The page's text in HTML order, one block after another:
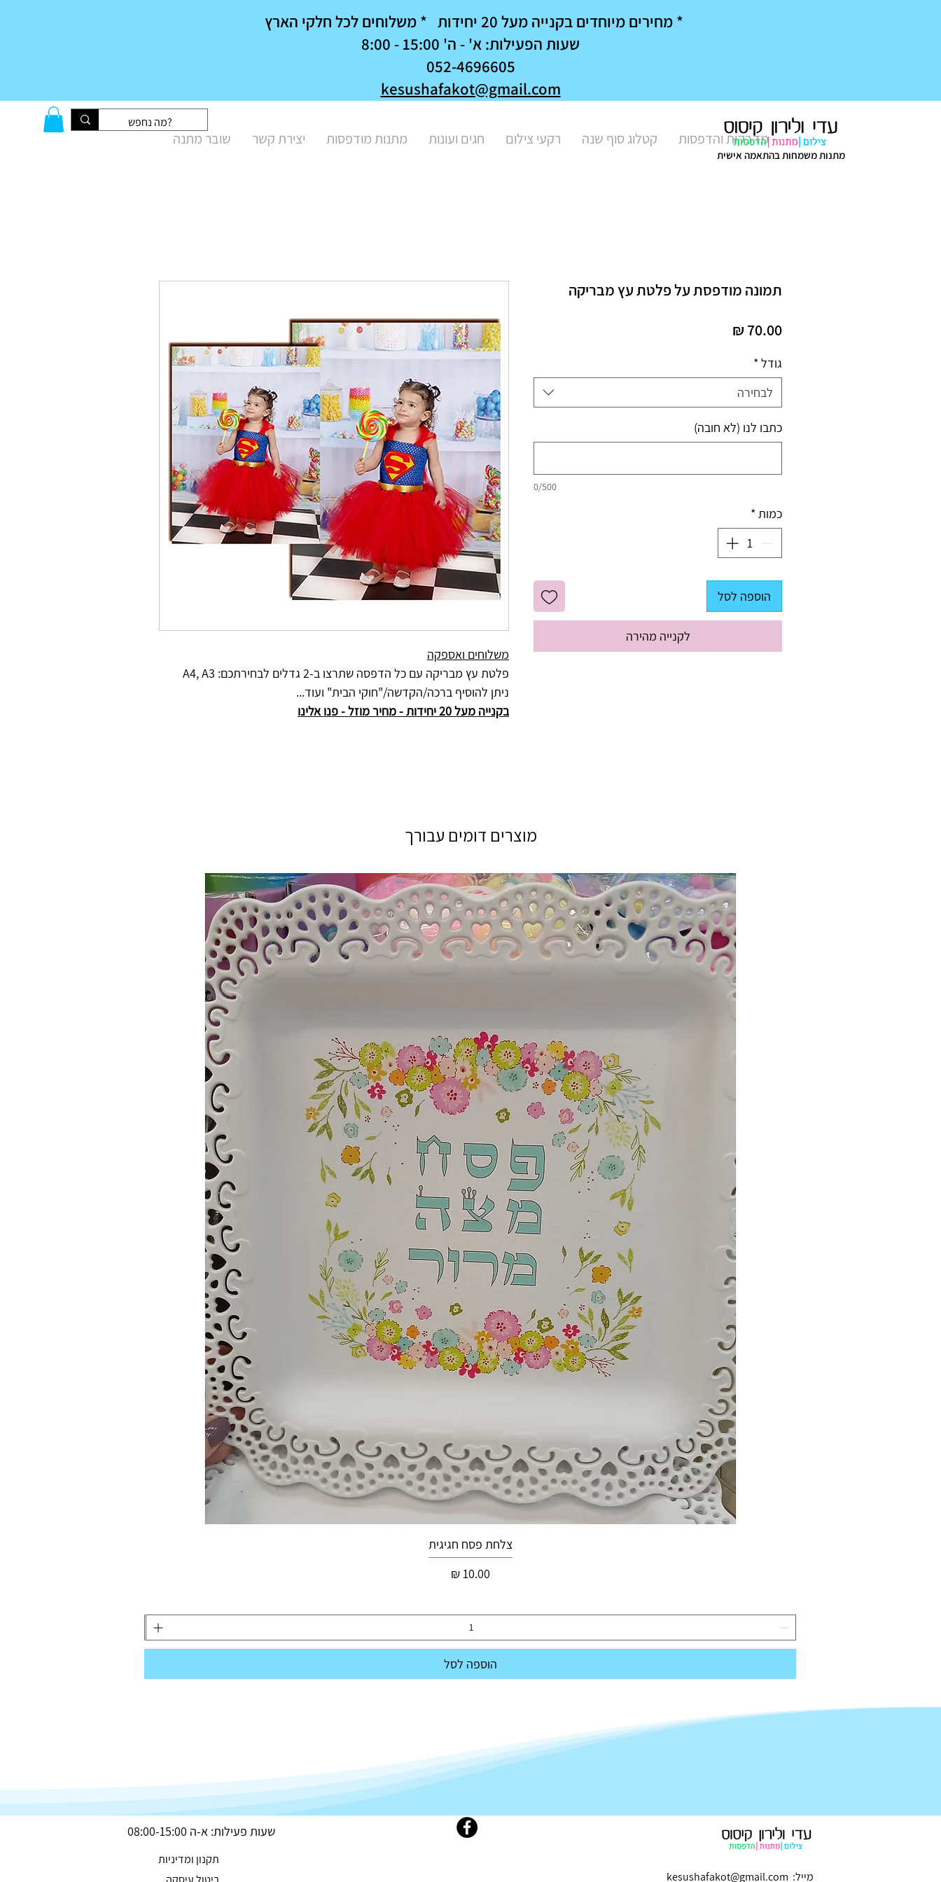
* מחירים מיוחדים בקנייה מעל 20 יחידות * משלוחים לכל חלקי הארץ
שעות הפעילות: א' - ה' 15:00 - 8:00
052-4696605
kesushafakot@gmail.com
מדבקות והדפסות קטלוג סוף שנה רקעי צילום חגים ועונות מתנות מודפסות יצירת קשר שובר מתנה
מתנות משמחות בהתאמה אישית
משלוחים ואספקה
פלטת עץ מבריקה עם כל הדפסה שתרצו ב-2 גדלים לבחירתכם: A4, A3
ניתן להוסיף ברכה/הקדשה/"חוקי הבית" ועוד...
בקנייה מעל 20 יחידות - מחיר מוזל - פנו אלינו
תמונה מודפסת על פלטת עץ מבריקה
גודל *
לבחירה
כתבו לנו (לא חובה)
0/500
כמות *
הוספה לסל
לקנייה מהירה
מוצרים דומים עבורך
צלחת פסח חגיגית
מחיר
הוספה לסל
שעות פעילות: א-ה 08:00-15:00
תקנון ומדיניות
מייל: kesushafakot@gmail.com